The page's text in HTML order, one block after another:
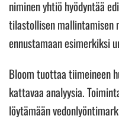
niminen yhtiö hyödyntää
tilastollisen mallintamisen
ennustamaan esimerkiksi
Bloom tuottaa tiimeineen
kattavaa analyysia.
löytämään